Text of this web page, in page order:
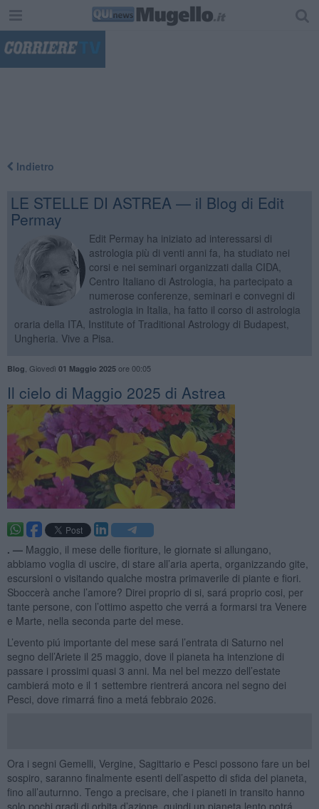
Indietro
LE STELLE DI ASTREA — il Blog di Edit
Permay
Edit Permay ha iniziato ad interessarsi di
astrologia più di venti anni fa, ha studiato nei
corsi e nei seminari organizzati dalla CIDA,
Centro Italiano di Astrologia, ha partecipato a
numerose conferenze, seminari e convegni di
astrologia in Italia, ha fatto il corso di astrologia
oraria della ITA, Institute of Traditional Astrology di Budapest,
Ungheria. Vive a Pisa.
Blog Giovedì 01 Maggio 2025ore 00:05
​Il cielo di Maggio 2025 di Astrea
. — Maggio, il mese delle fioriture, le giornate si allungano,
abbiamo voglia di uscire, di stare all’aria aperta, organizzando gite,
escursioni o visitando qualche mostra primaverile di piante e fiori.
Sboccerà anche l’amore? Direi proprio di si, sará proprio cosi, per
tante persone, con l’ottimo aspetto che verrá a formarsi tra Venere
e Marte, nella seconda parte del mese.
L’evento piú importante del mese sará l’entrata di Saturno nel
segno dell’Ariete il 25 maggio, dove il pianeta ha intenzione di
passare i prossimi quasi 3 anni. Ma nel bel mezzo dell’estate
cambierá moto e il 1 settembre rientrerá ancora nel segno dei
Pesci, dove rimarrá fino a metá febbraio 2026.
Ora i segni Gemelli, Vergine, Sagittario e Pesci possono fare un bel
sospiro, saranno finalmente esenti dell’aspetto di sfida del pianeta,
fino all’auturnno. Tengo a precisare, che i pianeti in transito hanno
solo pochi gradi di orbita d’azione, quindi un pianeta lento potrá